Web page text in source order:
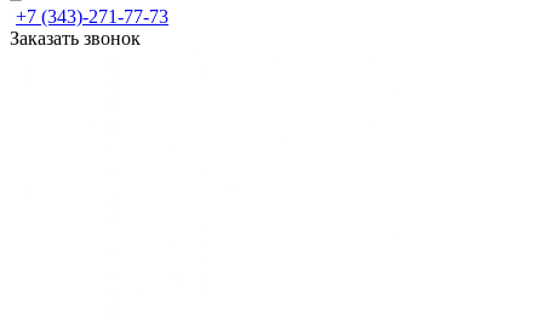
+7 (343)-271-77-73
Заказать звонок